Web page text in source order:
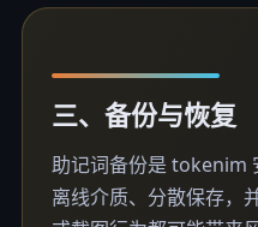
三、备份与恢复
助记词备份是 tokenim
离线介质、分散保存，